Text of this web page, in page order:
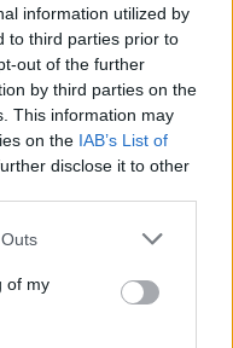
information utilized by
to third parties prior to
out of the further
by third parties on the
This information may
on the IAB’s List of
disclose it to other
of my
się od kilku
Ascent, dzięki
wyszli na
Illuminar Gaming
i przez długi czas nie
makro pozwoliło
wyrównanej
minucie zobaczyliśmy
kilka chwil później to
ułatwiło im podjęcie